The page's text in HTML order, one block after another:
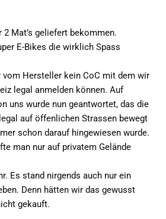
Mat’s geliefert bekommen.
E-Bikes die wirklich Spass
vom Hersteller kein CoC mit dem wir
legal anmelden können. Auf
uns wurde nun geantwortet, das die
auf öffenlichen Strassen bewegt
schon darauf hingewiesen wurde.
man nur auf privatem Gelände
Es stand nirgends auch nur ein
Denn hätten wir das gewusst
gekauft.